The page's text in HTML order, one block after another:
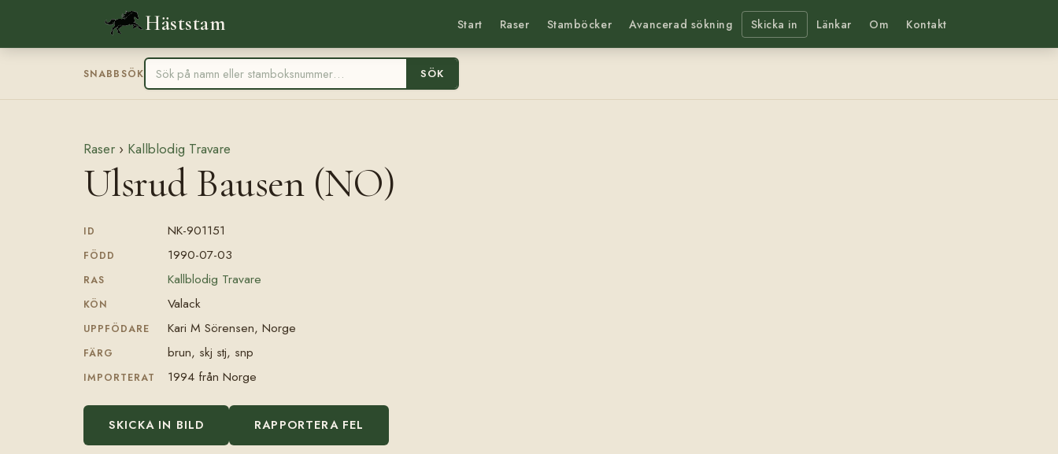
Häststam Start Raser Stamböcker Avancerad sökning Skicka in Länkar Om Kontakt
SNABBSÖK SÖK
Raser › Kallblodig Travare
Ulsrud Bausen (NO)
ID NK-901151
FÖDD 1990-07-03
RAS Kallblodig Travare
KÖN Valack
UPPFÖDARE Kari M Sörensen, Norge
FÄRG brun, skj stj, snp
IMPORTERAT 1994 från Norge
SKICKA IN BILD RAPPORTERA FEL